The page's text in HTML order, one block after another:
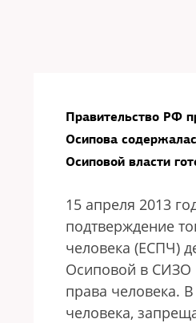
Правительство РФ
Осипова
Осиповой власти
15 апреля 2013
подтверждение
человека (ЕСПЧ)
Осиповой в СИЗО
права человека.
человека,